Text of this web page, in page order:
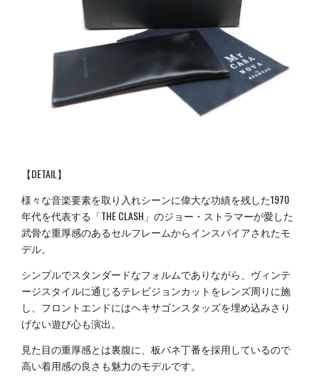
【DETAIL】
様々な音楽要素を取り入れシーンに偉大な功績を残した1970
年代を代表する「THE CLASH」のジョー・ストラマーが愛した
武骨な重厚感のあるセルフレームからインスパイアされたモ
デル。
シンプルでスタンダードなフォルムでありながら、ヴィンテ
ージスタイルに通じるテレビジョンカットをレンズ周りに施
し、フロントエンドにはヘキサゴンスタッズを埋め込みさり
げない遊び心も演出。
見た目の重厚感とは裏腹に、板バネ丁番を採用しているので
高い着用感の良さも魅力のモデルです。